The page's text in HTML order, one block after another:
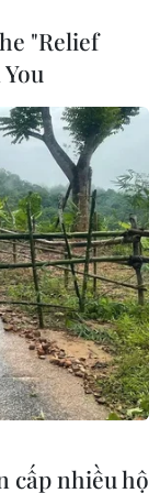
"Relief
cấp nhiều hộ